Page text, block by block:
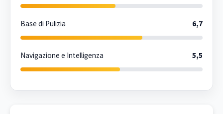
Base di Pulizia 6,7
Navigazione e Intelligenza 5,5